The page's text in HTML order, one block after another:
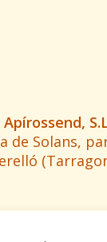
de Solans,